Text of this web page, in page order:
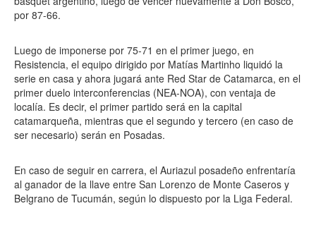
por 87-66.
Luego de imponerse por 75-71 en el primer juego, en
Resistencia, el equipo dirigido por Matías Martinho liquidó la
serie en casa y ahora jugará ante Red Star de Catamarca, en el
primer duelo interconferencias (NEA-NOA), con ventaja de
localía. Es decir, el primer partido será en la capital
catamarqueña, mientras que el segundo y tercero (en caso de
ser necesario) serán en Posadas.
En caso de seguir en carrera, el Auriazul posadeño enfrentaría
al ganador de la llave entre San Lorenzo de Monte Caseros y
Belgrano de Tucumán, según lo dispuesto por la Liga Federal.